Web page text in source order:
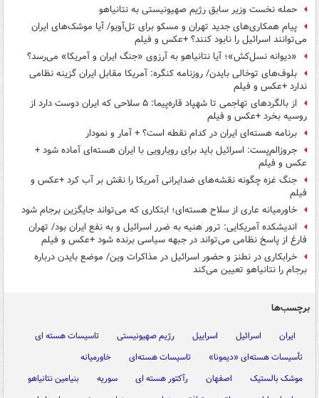
حمله نخست وزیر سابق رژیم صهیونیستی به نتانیاهو
پیام همکاری‌های جدید تهران و مسکو برای تل‌آویو/ آیا موشک‌های ایران
می‌توانند اسرائیل را نابود کنند؟ +عکس و فیلم
‏«دیوانه‌ نسل‌کش»؛ آیا نتانیاهو به آرزوی «جنگ ایران و آمریکا» می‌رسد؟
بلوف‌های توخالی بایدن/ روزنامه کنگره: آمریکا مقابل ایران گزینه نظامی
ندارد +عکس و فیلم
از بالگردهای تهاجمی تا شهپاد قاره‌پیما: ۵ سلاحی که ایران دوست دارد از
روسیه بخرد +عکس و فیلم
برنامه هسته‌ای ایران در کدام نقطه است؟ + آمار و نمودار
جروزالم‌پست: اسرائیل باید برای رویارویی با ایران هسته‌ای آماده شود +
عکس و فیلم
جنگ غزه چگونه نقشه‌های ضدایرانی آمریکا را نقش بر آب کرد +عکس و
فیلم
خاورمیانه عاری از سلاح هسته‌ای؛ ابتکاری که می‌تواند جایگزین برجام شود
اندیشکده آمریکایی: ترور هنیه به ضرر اسرائیل و به نفع ایران بود/ تهران
فارغ از پاسخ نظامی می‌تواند در جبهه سیاسی برنده شود +عکس و فیلم
خرابکاری در نطنز و حضور اسرائیل در مذاکرات وین/ موضع بایدن درباره‌
برجام را نتانیاهو تعیین می‌کند
برچسب‌ها
ایران اسرائیل اسراییل رژیم صهیونیستی
تاسیسات هسته ای
تأسیسات هسته‌ای «دیمونا»
تاسیسات هسته‌ای
خاورمیانه
موشک بالستیک
اصفهان رآکتور هسته ای سوریه
بنیامین نتانیاهو